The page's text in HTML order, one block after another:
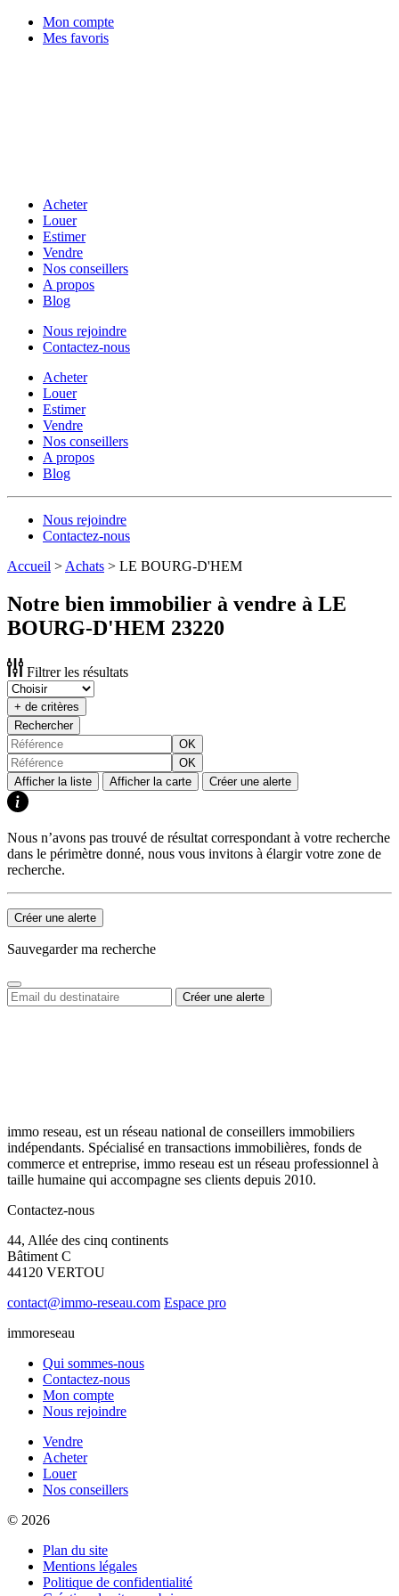
Mon compte
Mes favoris
Acheter
Louer
Estimer
Vendre
Nos conseillers
A propos
Blog
Nous rejoindre
Contactez-nous
Acheter
Louer
Estimer
Vendre
Nos conseillers
A propos
Blog
Nous rejoindre
Contactez-nous
Accueil > Achats > LE BOURG-D'HEM
Notre bien immobilier à vendre à LE
BOURG-D'HEM 23220
Filtrer les résultats
+ de critères
Rechercher
OK
OK
Afficher la liste
Afficher la carte Créer une alerte
Nous n’avons pas trouvé de résultat correspondant à votre recherche
dans le périmètre donné, nous vous invitons à élargir votre zone de
recherche.
Créer une alerte
Sauvegarder ma recherche
immo reseau, est un réseau national de conseillers immobiliers
indépendants. Spécialisé en transactions immobilières, fonds de
commerce et entreprise, immo reseau est un réseau professionnel à
taille humaine qui accompagne ses clients depuis 2010.
Contactez-nous
44, Allée des cinq continents
Bâtiment C
44120 VERTOU
contact@immo-reseau.com Espace pro
immoreseau
Qui sommes-nous
Contactez-nous
Mon compte
Nous rejoindre
Vendre
Acheter
Louer
Nos conseillers
© 2026
Plan du site
Mentions légales
Politique de confidentialité